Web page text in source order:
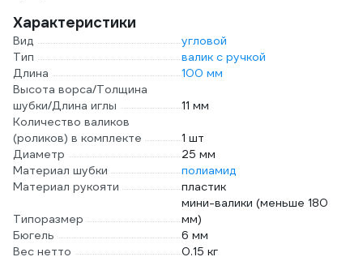
Характеристики
Вид
угловой
Тип
валик с ручкой
Длина
100 мм
Высота ворса/Толщина
шубки/Длина иглы
11 мм
Количество валиков
(роликов) в комплекте
1 шт
Диаметр
25 мм
Материал шубки
полиамид
Материал рукояти
пластик
Типоразмер
мини-валики (меньше 180
мм)
Бюгель
6 мм
Вес нетто
0.15 кг